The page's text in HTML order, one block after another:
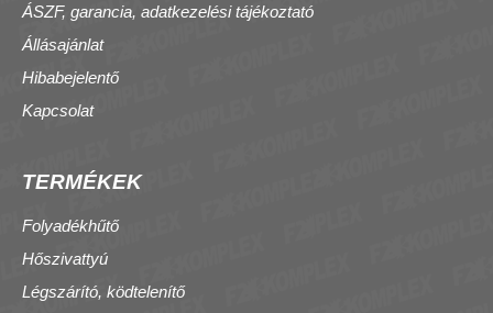
ÁSZF, garancia, adatkezelési tájékoztató
Állásajánlat
Hibabejelentő
Kapcsolat
TERMÉKEK
Folyadékhűtő
Hőszivattyú
Légszárító, ködtelenítő